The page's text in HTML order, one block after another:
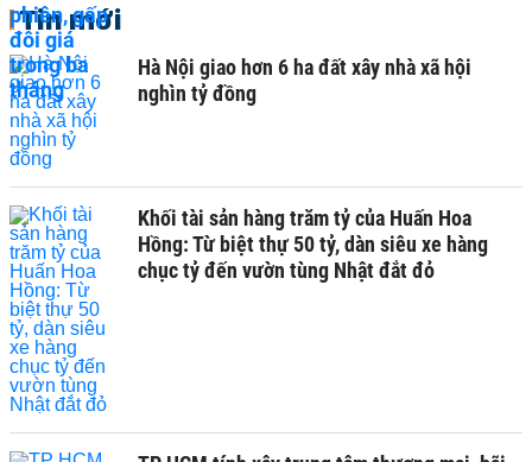
Tin mới
Hà Nội giao hơn 6 ha đất xây nhà xã hội
nghìn tỷ đồng
Khối tài sản hàng trăm tỷ của Huấn Hoa
Hồng: Từ biệt thự 50 tỷ, dàn siêu xe hàng
chục tỷ đến vườn tùng Nhật đắt đỏ